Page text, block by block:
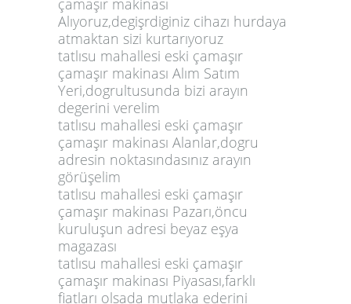
Alıyoruz,degişrdiginiz cihazı hurdaya
atmaktan sizi kurtarıyoruz
tatlısu mahallesi eski çamaşır
çamaşır makinası Alım Satım
Yeri,dogrultusunda bizi arayın
degerini verelim
tatlısu mahallesi eski çamaşır
çamaşır makinası Alanlar,dogru
adresin noktasındasınız arayın
görüşelim
tatlısu mahallesi eski çamaşır
çamaşır makinası Pazarı,öncu
kuruluşun adresi beyaz eşya
magazası
tatlısu mahallesi eski çamaşır
çamaşır makinası Piyasası,farklı
fiatları olsada mutlaka ederini